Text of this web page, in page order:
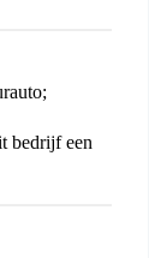
bedrijf een